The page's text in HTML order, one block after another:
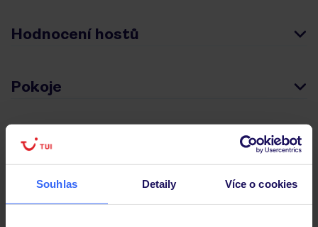
Souhlas Detaily Více o cookies
Hodnocení hostů
Pokoje
Stravování
Důležité informace